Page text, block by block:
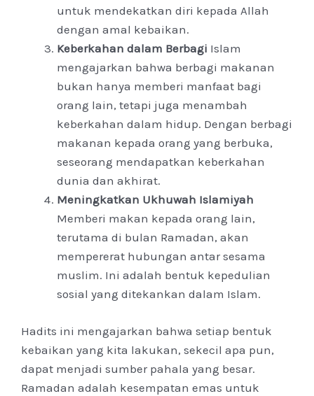
untuk mendekatkan diri kepada Allah
dengan amal kebaikan.
Keberkahan dalam Berbagi Islam
mengajarkan bahwa berbagi makanan
bukan hanya memberi manfaat bagi
orang lain, tetapi juga menambah
keberkahan dalam hidup. Dengan berbagi
makanan kepada orang yang berbuka,
seseorang mendapatkan keberkahan
dunia dan akhirat.
Meningkatkan Ukhuwah Islamiyah
Memberi makan kepada orang lain,
terutama di bulan Ramadan, akan
mempererat hubungan antar sesama
muslim. Ini adalah bentuk kepedulian
sosial yang ditekankan dalam Islam.
Hadits ini mengajarkan bahwa setiap bentuk
kebaikan yang kita lakukan, sekecil apa pun,
dapat menjadi sumber pahala yang besar.
Ramadan adalah kesempatan emas untuk